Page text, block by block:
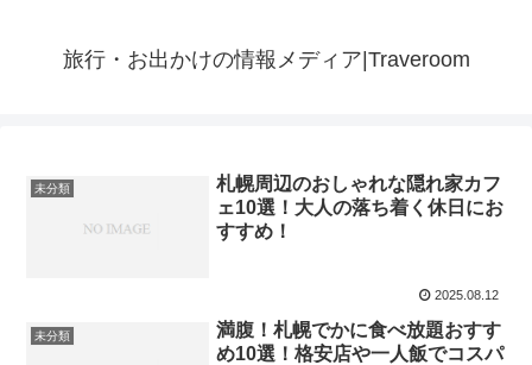
旅行・お出かけの情報メディア|Traveroom
未分類
札幌周辺のおしゃれな隠れ家カフ
ェ10選！大人の落ち着く休日にお
すすめ！
2025.08.12
未分類
満腹！札幌でかに食べ放題おすす
め10選！格安店や一人飯でコスパ